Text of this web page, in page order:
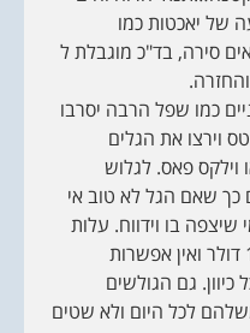
של יאכטות כמו
סירה, בד"כ מוגבלת ל
כמו שפל הרבה יסרבו
וירצו את הגלים
וילקס פאס. לגלוש
שאם הגל לא טוב אי
בו וידווח. עלות
הסירה גבוהה מאד – לפחות 100 דולר ואין אפשרות
לפחות 45 דק' לכל כיוון. גם הגולשים
לכל היום ולא שטים